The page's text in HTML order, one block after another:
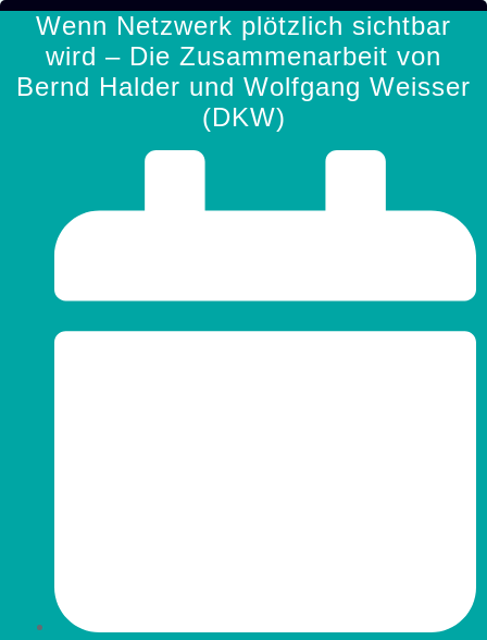
Zum
Inhalt
springen
Wenn Netzwerk plötzlich sichtbar
wird – Die Zusammenarbeit von
Bernd Halder und Wolfgang Weisser
(DKW)